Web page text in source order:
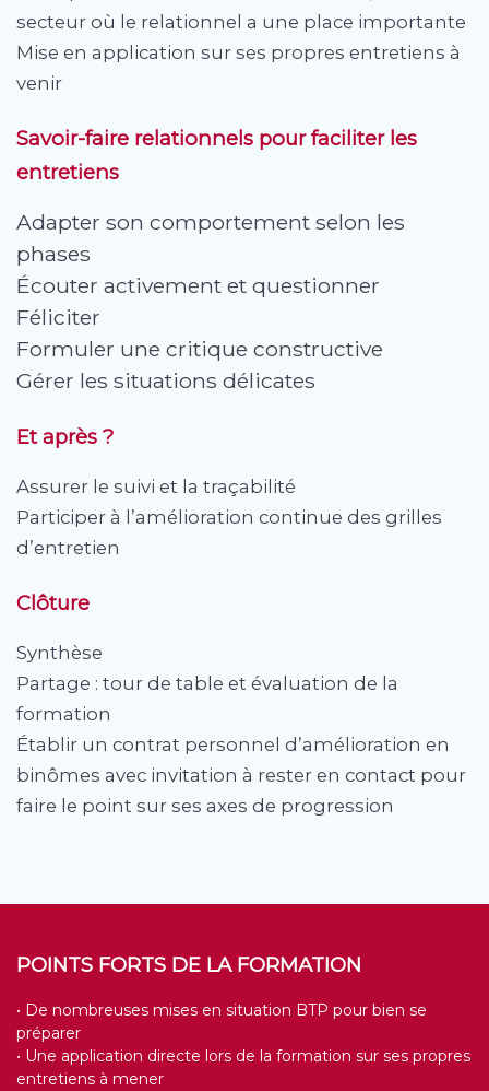
secteur où le relationnel a une place importante
Mise en application sur ses propres entretiens à
venir
Savoir-faire relationnels pour faciliter les
entretiens
Adapter son comportement selon les
phases
Écouter activement et questionner
Féliciter
Formuler une critique constructive
Gérer les situations délicates
Et après ?
Assurer le suivi et la traçabilité
Participer à l’amélioration continue des grilles
d’entretien
Clôture
Synthèse
Partage : tour de table et évaluation de la
formation
Établir un contrat personnel d’amélioration en
binômes avec invitation à rester en contact pour
faire le point sur ses axes de progression
POINTS FORTS DE LA FORMATION
• De nombreuses mises en situation BTP pour bien se
préparer
• Une application directe lors de la formation sur ses propres
entretiens à mener